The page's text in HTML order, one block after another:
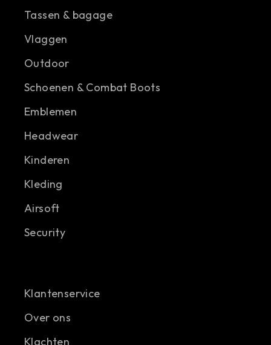
Tassen & bagage
Vlaggen
Outdoor
Schoenen & Combat Boots
Emblemen
Headwear
Kinderen
Kleding
Airsoft
Security
Klantenservice
Over ons
Klachten